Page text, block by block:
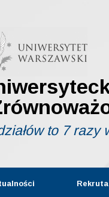
to 7 razy